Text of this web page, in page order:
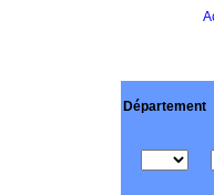
Département